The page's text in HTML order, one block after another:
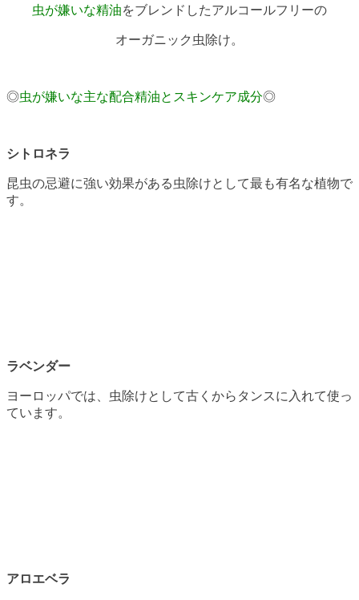
虫が嫌いな精油をブレンドしたアルコールフリーの
オーガニック虫除け。
◎虫が嫌いな主な配合精油とスキンケア成分◎
シトロネラ
昆虫の忌避に強い効果がある虫除けとして最も有名な植物で
す。
ラベンダー
ヨーロッパでは、虫除けとして古くからタンスに入れて使っ
ています。
アロエベラ